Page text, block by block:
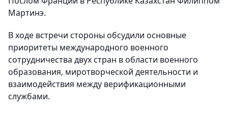
Мартинэ.
В ходе встречи стороны обсудили основные
приоритеты международного военного
сотрудничества двух стран в области военного
образования, миротворческой деятельности и
взаимодействия между верификационными
службами.